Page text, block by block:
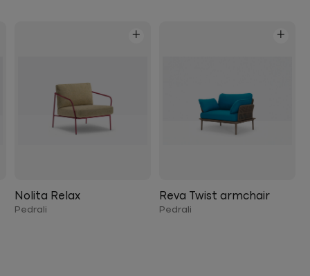
+
Reva Twist armchair
Pedrali
+
Nolita Relax
Pedrali